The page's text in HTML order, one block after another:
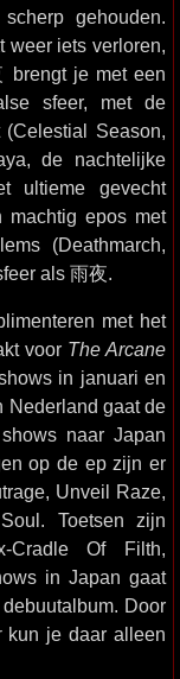
gehouden.
weer iets verloren,
brengt je met een
sfeer, met de
Season,
de nachtelijke
ultieme gevecht
machtig epos met
(Deathmarch,
als 雨夜.
met het
voor The Arcane
in januari en
Nederland gaat de
naar Japan
op de ep zijn er
Unveil Raze,
Toetsen zijn
Cradle Of Filth,
in Japan gaat
Door
kun je daar alleen